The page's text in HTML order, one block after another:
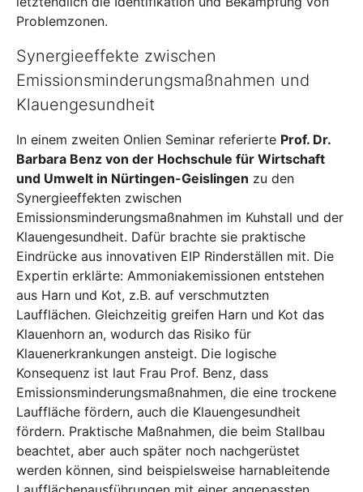
Problemzonen.
Synergieeffekte zwischen
Emissionsminderungsmaßnahmen und
Klauengesundheit
In einem zweiten Onlien Seminar referierte Prof. Dr.
Barbara Benz von der Hochschule für Wirtschaft
und Umwelt in Nürtingen-Geislingen zu den
Synergieeffekten zwischen
Emissionsminderungsmaßnahmen im Kuhstall und der
Klauengesundheit. Dafür brachte sie praktische
Eindrücke aus innovativen EIP Rinderställen mit. Die
Expertin erklärte: Ammoniakemissionen entstehen
aus Harn und Kot, z.B. auf verschmutzten
Laufflächen. Gleichzeitig greifen Harn und Kot das
Klauenhorn an, wodurch das Risiko für
Klauenerkrankungen ansteigt. Die logische
Konsequenz ist laut Frau Prof. Benz, dass
Emissionsminderungsmaßnahmen, die eine trockene
Lauffläche fördern, auch die Klauengesundheit
fördern. Praktische Maßnahmen, die beim Stallbau
beachtet, aber auch später noch nachgerüstet
werden können, sind beispielsweise harnableitende